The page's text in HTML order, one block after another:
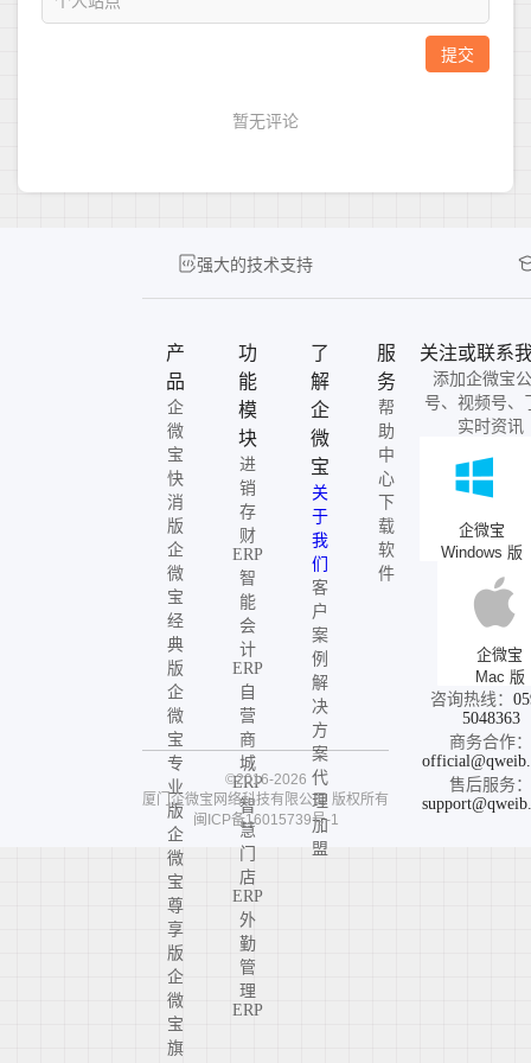
强大的技术支持
产
品
企
微
宝
快
消
版
企
微
宝
经
典
版
企
微
宝
专
业
版
企
微
宝
尊
享
版
企
微
宝
旗
功
能
模
块
进
销
存
财
ERP
智
能
会
计
ERP
自
营
商
城
ERP
智
慧
门
店
ERP
外
勤
管
理
ERP
了
解
企
微
宝
关
于
我
们
客
户
案
例
解
决
方
案
代
理
加
盟
服
务
帮
助
中
心
下
载
软
件
关注或联系
添加企微宝
号、视频号、
实时资讯
企微宝
Windows 版
企微宝
Mac 版
咨询热线：
5048363
商务合作：
售后服务：
©2016-2026
厦门企微宝网络科技有限公司 版权所有
闽ICP备16015739号-1